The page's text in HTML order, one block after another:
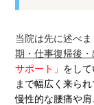
当院は先に述べ
期・仕事復帰後
サポート」 をし
まで幅広く来ら
慢性的な腰痛や